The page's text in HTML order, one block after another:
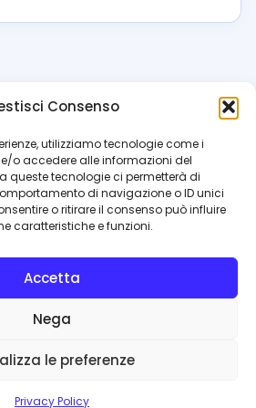
Consenso
utilizziamo tecnologie come i
o accedere alle informazioni del
queste tecnologie ci permetterà di
di navigazione o ID unici
o ritirare il consenso può influire
caratteristiche e funzioni.
Accetta
Nega
le preferenze
Privacy Policy
.it
del Napoli. News, interviste,
Testata giornalistica registrata
dell’08/10/2012). Direttore Luca